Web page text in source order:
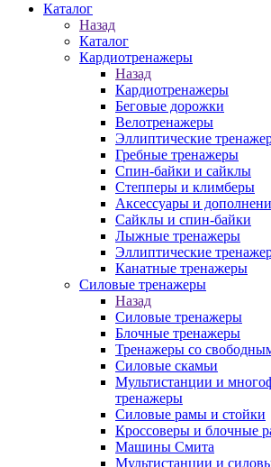
Каталог
Назад
Каталог
Кардиотренажеры
Назад
Кардиотренажеры
Беговые дорожки
Велотренажеры
Эллиптические
Гребные тренажеры
Спин-байки и сайклы
Степперы и климберы
Аксессуары и
Сайклы и спин-байки
Лыжные тренажеры
Эллиптические
Канатные тренажеры
Силовые тренажеры
Назад
Силовые тренажеры
Блочные тренажеры
Тренажеры со
Силовые скамьи
Мультистанции и
тренажеры
Силовые рамы и стойки
Кроссоверы и блочные
Машины Смита
Мультистанции и